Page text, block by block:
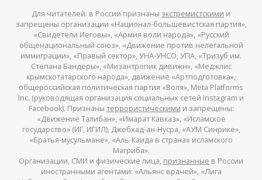
Для читателей: в России признаны экстремистскими и
запрещены организации «Национал-большевистская партия»,
«Свидетели Иеговы», «Армия воли народа», «Русский
общенациональный союз», «Движение против нелегальной
иммиграции», «Правый сектор», УНА-УНСО, УПА, «Тризуб им.
Степана Бандеры», «Мизантропик дивижн», «Меджлис
крымскотатарского народа», движение «Артподготовка»,
общероссийская политическая партия «Воля», Meta Platforms
Inc. (руководящая организация социальных сетей Instagram и
Facebook). Признаны террористическими и запрещены:
«Движение Талибан», «Имарат Кавказ», «Исламское
государство» (ИГ, ИГИЛ), Джебхад-ан-Нусра, «АУМ Синрике»,
«Братья-мусульмане», «Аль-Каида в странах исламского
Магриба».
Организации, СМИ и физические лица, признанные в России
иностранными агентами: «Альянс врачей», «Лига